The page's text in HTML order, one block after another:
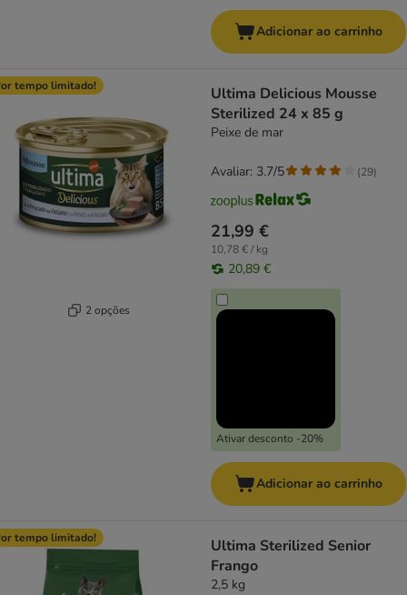
Adicionar ao carrinho
tempo limitado!
2 opções
Ultima Delicious Mousse
Sterilized 24 x 85 g
Peixe de mar
21,99 €
10,78 € / kg
20,89 €
Ativar desconto -20%
Avaliar: 3.7/5 (29)
Adicionar ao carrinho
tempo limitado!
Ultima Sterilized Senior
Frango
2,5 kg